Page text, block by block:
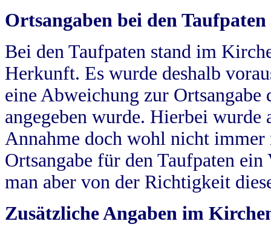
Ortsangaben bei den Taufpaten
Bei den Taufpaten stand im
Herkunft. Es wurde deshalb
eine Abweichung zur
angegeben wurde. Hierbei wurde
Annahme doch wohl nicht
Ortsangabe für den Taufpaten
man aber von der Richtigkeit
Zusätzliche Angaben im